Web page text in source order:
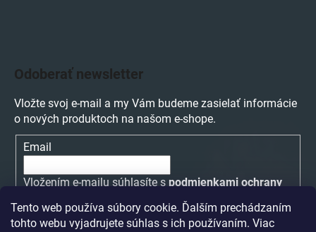
Tento web používa súbory cookie. Ďalším prechádzaním
tohto webu vyjadrujete súhlas s ich používaním. Viac
Odoberať newsletter
Vložte svoj e-mail a my Vám budeme zasielať informácie
o nových produktoch na našom e-shope.
Email
Vložením e-mailu súhlasíte s podmienkami ochrany